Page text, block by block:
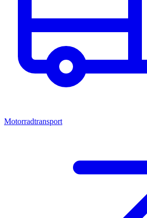
Motorradtransport